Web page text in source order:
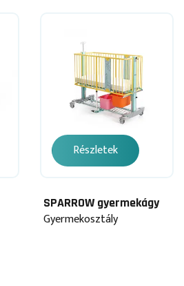
Részletek
SPARROW gyermekágy
Gyermekosztály